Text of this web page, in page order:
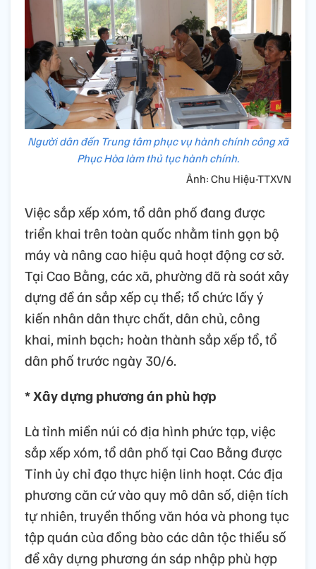
Người dân đến Trung tâm phục vụ hành chính công xã
Phục Hòa làm thủ tục hành chính.
Ảnh: Chu Hiệu-TTXVN
Việc sắp xếp xóm, tổ dân phố đang được
triển khai trên toàn quốc nhằm tinh gọn bộ
máy và nâng cao hiệu quả hoạt động cơ sở.
Tại Cao Bằng, các xã, phường đã rà soát xây
dựng đề án sắp xếp cụ thể; tổ chức lấy ý
kiến nhân dân thực chất, dân chủ, công
khai, minh bạch; hoàn thành sắp xếp tổ, tổ
dân phố trước ngày 30/6.
* Xây dựng phương án phù hợp
Là tỉnh miền núi có địa hình phức tạp, việc
sắp xếp xóm, tổ dân phố tại Cao Bằng được
Tỉnh ủy chỉ đạo thực hiện linh hoạt. Các địa
phương căn cứ vào quy mô dân số, diện tích
tự nhiên, truyền thống văn hóa và phong tục
tập quán của đồng bào các dân tộc thiểu số
để xây dựng phương án sáp nhập phù hợp